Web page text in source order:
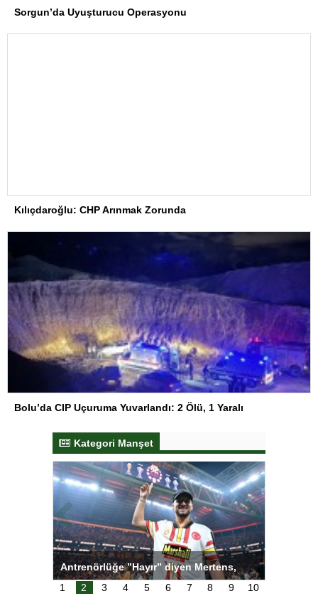
Sorgun’da Uyuşturucu Operasyonu
Kılıçdaroğlu: CHP Arınmak Zorunda
Bolu’da CIP Uçuruma Yuvarlandı: 2 Ölü, 1 Yaralı
Kategori Manşet
Antrenörlüğe ”Hayır” diyen Mertens,
Galatasaray’dan bakın ne istedi
1
2 3 4 5 6 7 8 9 10